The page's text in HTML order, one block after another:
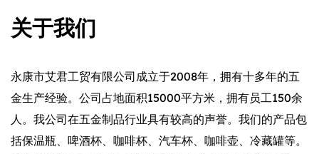
关于我们
永康市艾君工贸有限公司成立于2008年，拥有十多年的五
金生产经验。公司占地面积15000平方米，拥有员工150余
人。我公司在五金制品行业具有较高的声誉。我们的产品包
括保温瓶、啤酒杯、咖啡杯、汽车杯、咖啡壶、冷藏罐等。